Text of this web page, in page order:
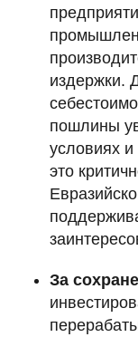
издержки.
пошлины
условиях
это
За